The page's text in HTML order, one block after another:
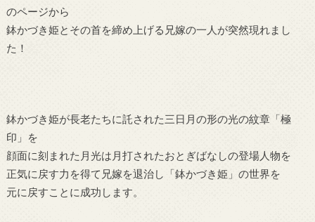
のページから
鉢かづき姫とその首を締め上げる兄嫁の一人が突然現れまし
た！
鉢かづき姫が長老たちに託された三日月の形の光の紋章「極
印」を
顔面に刻まれた月光は月打されたおとぎばなしの登場人物を
正気に戻す力を得て兄嫁を退治し「鉢かづき姫」の世界を
元に戻すことに成功します。